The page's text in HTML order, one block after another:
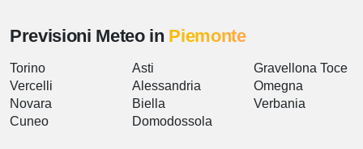
Previsioni Meteo in Piemonte
Torino
Vercelli
Novara
Cuneo
Asti
Alessandria
Biella
Domodossola
Gravellona Toce
Omegna
Verbania